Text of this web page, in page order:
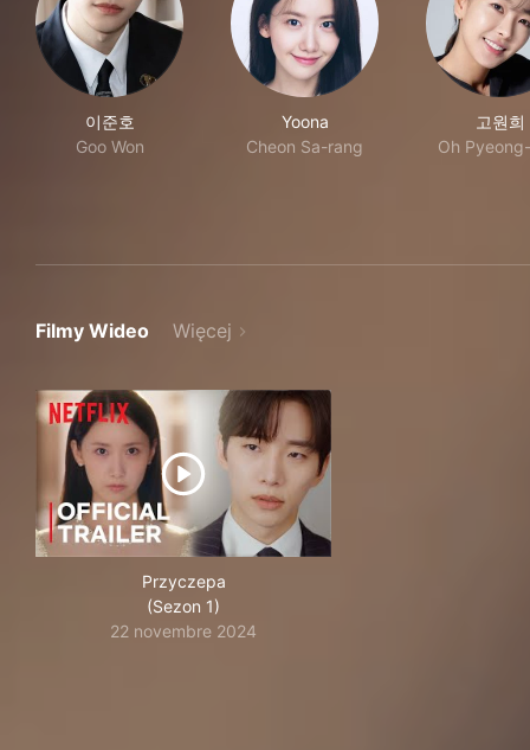
이준호
Goo Won
Yoona
Cheon Sa-rang
고원희
Oh
Filmy Wideo Więcej
Przyczepa
(Sezon 1)
22 novembre 2024